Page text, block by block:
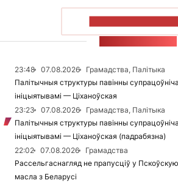
23:48 07.08.2026
Грамадства, Палітыка
Палітычныя структуры павінны
ініцыятывамі — Ціханоўская
23:23
07.08.2026
Грамадства, Палітыка
Палітычныя структуры павінны
ініцыятывамі — Ціханоўская (падрабязна)
22:02
07.08.2026
Грамадства
Рассельгаснагляд не прапусціў у
масла з Беларусі